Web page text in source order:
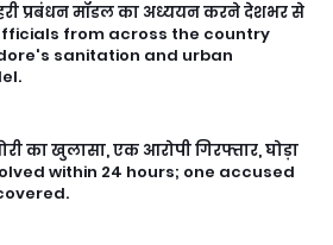
प्रबंधन मॉडल का अध्ययन करने देशभर से
from across the country
sanitation and urban
का खुलासा, एक आरोपी गिरफ्तार, घोड़ा
within 24 hours; one accused